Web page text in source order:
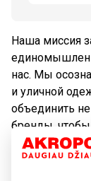
Наша миссия
нас. Мы
и уличной
объединить
бренды,
Европе